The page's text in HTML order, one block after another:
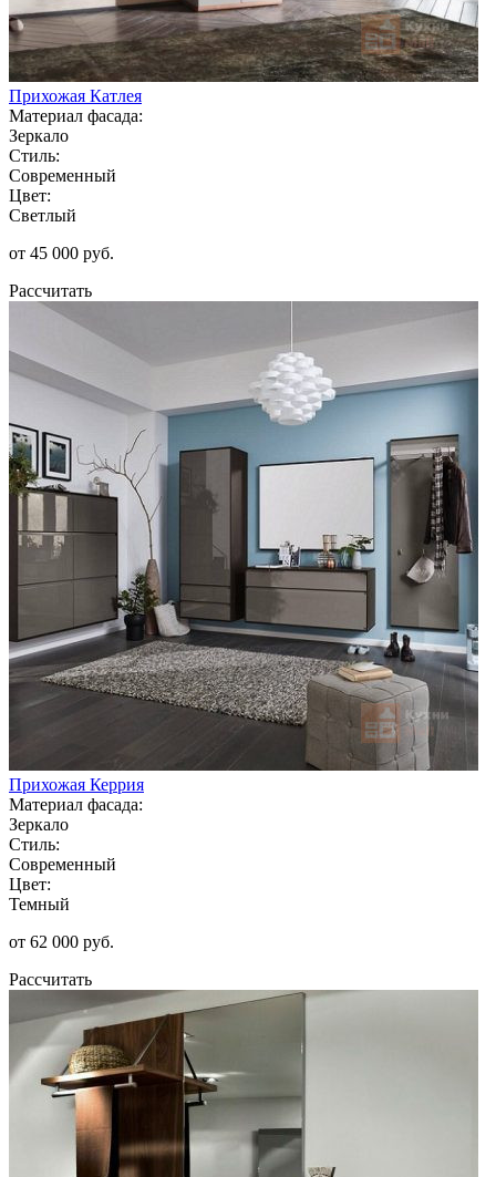
Прихожая Катлея
Материал фасада:
Зеркало
Стиль:
Современный
Цвет:
Светлый
от 45 000 руб.
Рассчитать
Прихожая Керрия
Материал фасада:
Зеркало
Стиль:
Современный
Цвет:
Темный
от 62 000 руб.
Рассчитать